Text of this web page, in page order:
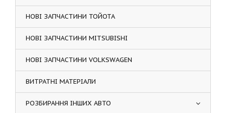
НОВІ ЗАПЧАСТИНИ ТОЙОТА
НОВІ ЗАПЧАСТИНИ MITSUBISHI
НОВІ ЗАПЧАСТИНИ VOLKSWAGEN
ВИТРАТНІ МАТЕРІАЛИ
РОЗБИРАННЯ ІНШИХ АВТО